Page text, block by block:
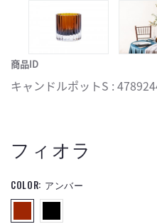
商品ID
キャンドルポットS :
フィオラ
COLOR: アンバー